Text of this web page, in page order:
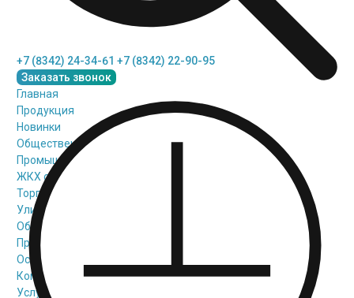
+7 (8342) 24-34-61 +7 (8342) 22-90-95
Заказать звонок
Главная
Продукция
Новинки
Общественное освещение
Промышленное освещение
ЖКХ освещение
Торговое модульное освещение
Уличное освещение
Облучатели
Прожекторное освещение
Освещение информационных и классных досок
Комплектующие для светильников
Услуги